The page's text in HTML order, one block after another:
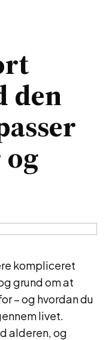
den
kompliceret
grund om at
– og hvordan du
livet.
alderen, og